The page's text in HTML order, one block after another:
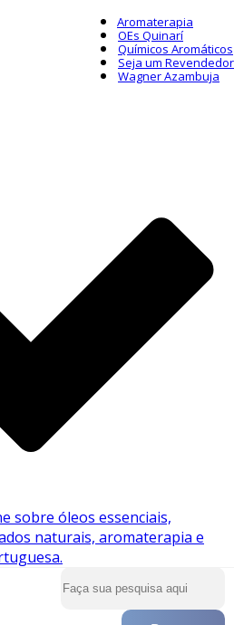
Aromaterapia
OEs Quinarí
Químicos Aromáticos
Seja um Revendedor
Wagner Azambuja